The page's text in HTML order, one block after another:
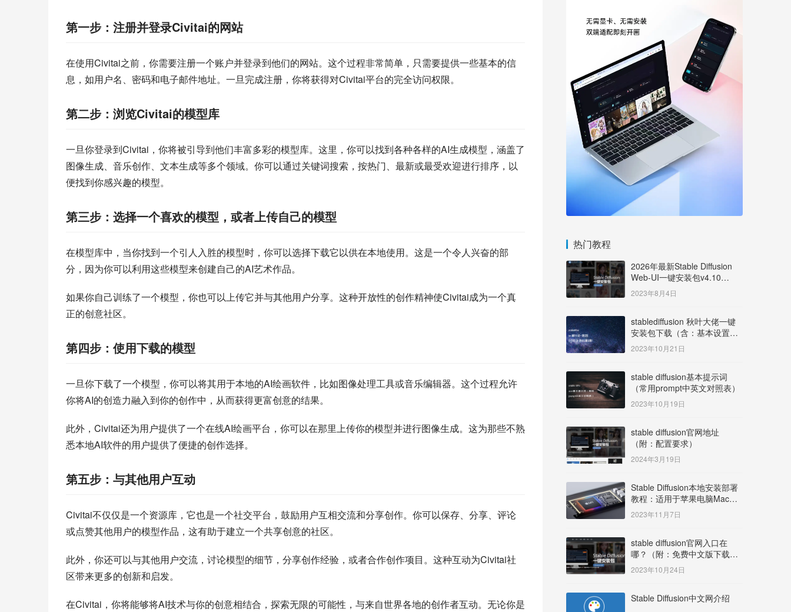
第一步：注册并登录Civitai的网站
在使用Civitai之前，你需要注册一个账户并登录到他们的网站。这个过程非常简单，只需要提供一些基本的信
息，如用户名、密码和电子邮件地址。一旦完成注册，你将获得对Civitai平台的完全访问权限。
第二步：浏览Civitai的模型库
一旦你登录到Civitai，你将被引导到他们丰富多彩的模型库。这里，你可以找到各种各样的AI生成模型，涵盖了
图像生成、音乐创作、文本生成等多个领域。你可以通过关键词搜索，按热门、最新或最受欢迎进行排序，以
便找到你感兴趣的模型。
第三步：选择一个喜欢的模型，或者上传自己的模型
在模型库中，当你找到一个引人入胜的模型时，你可以选择下载它以供在本地使用。这是一个令人兴奋的部
分，因为你可以利用这些模型来创建自己的AI艺术作品。
如果你自己训练了一个模型，你也可以上传它并与其他用户分享。这种开放性的创作精神使Civitai成为一个真
正的创意社区。
第四步：使用下载的模型
一旦你下载了一个模型，你可以将其用于本地的AI绘画软件，比如图像处理工具或音乐编辑器。这个过程允许
你将AI的创造力融入到你的创作中，从而获得更富创意的结果。
此外，Civitai还为用户提供了一个在线AI绘画平台，你可以在那里上传你的模型并进行图像生成。这为那些不熟
悉本地AI软件的用户提供了便捷的创作选择。
第五步：与其他用户互动
Civitai不仅仅是一个资源库，它也是一个社交平台，鼓励用户互相交流和分享创作。你可以保存、分享、评论
或点赞其他用户的模型作品，这有助于建立一个共享创意的社区。
此外，你还可以与其他用户交流，讨论模型的细节，分享创作经验，或者合作创作项目。这种互动为Civitai社
区带来更多的创新和启发。
在Civitai，你将能够将AI技术与你的创意相结合，探索无限的可能性，与来自世界各地的创作者互动。无论你是
热门教程
2026年最新Stable Diffusion
Web-UI一键安装包v4.10
Windows版【支持50系显卡】
2023年8月4日
stablediffusion 秋叶大佬一键
安装包下载（含：基本设置说
明）
2023年10月21日
stable diffusion基本提示词
（常用prompt中英文对照表）
2023年10月19日
stable diffusion官网地址
（附：配置要求）
2024年3月19日
Stable Diffusion本地安装部署
教程：适用于苹果电脑Mac
OS系统M系列芯片：
MacBook/iMac等
2023年11月7日
stable diffusion官网入口在
哪？（附：免费中文版下载安
装教程）
2023年10月24日
Stable Diffusion中文网介绍